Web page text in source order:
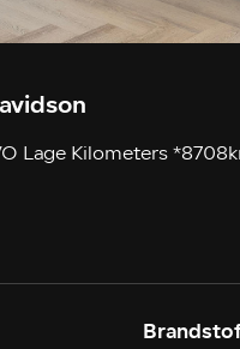
Lage Kilometers